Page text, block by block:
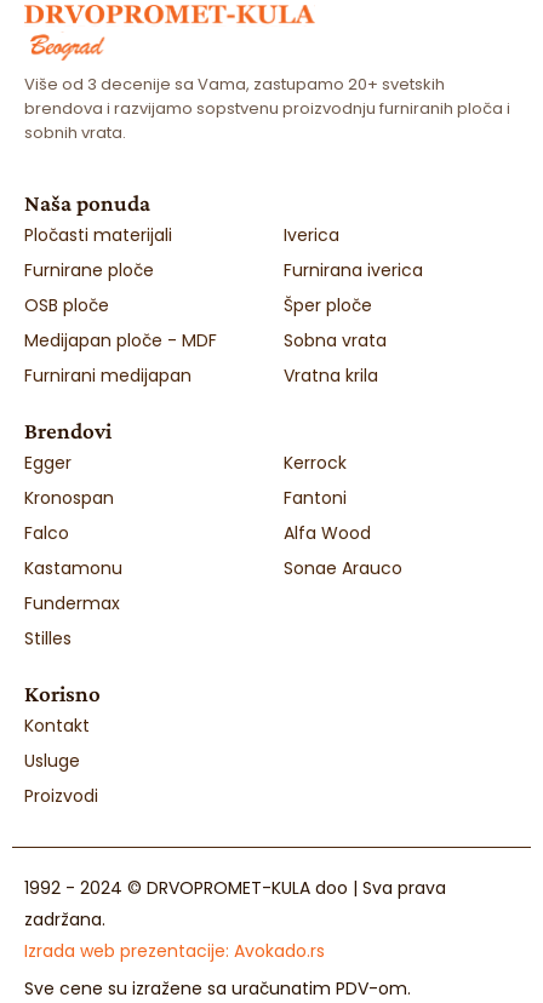
Više od 3 decenije sa Vama, zastupamo 20+ svetskih
brendova i razvijamo sopstvenu proizvodnju furniranih ploča i
sobnih vrata.
Naša ponuda
Pločasti materijali
Furnirane ploče
OSB ploče
Medijapan ploče - MDF
Furnirani medijapan
Iverica
Furnirana iverica
Šper ploče
Sobna vrata
Vratna krila
Brendovi
Egger
Kronospan
Falco
Kastamonu
Fundermax
Stilles
Kerrock
Fantoni
Alfa Wood
Sonae Arauco
Korisno
Kontakt
Usluge
Proizvodi
1992 - 2024 © DRVOPROMET-KULA doo | Sva prava
zadržana.
Izrada web prezentacije: Avokado.rs
Sve cene su izražene sa uračunatim PDV-om.